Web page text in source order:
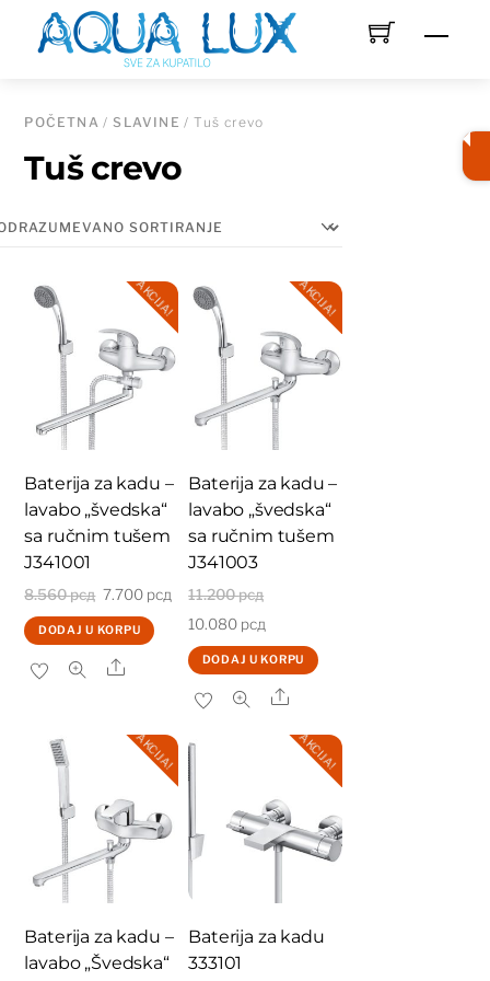
POČETNA/SLAVINE / Tuš crevo
Tuš crevo
AKCIJA!
Baterija za kadu –
lavabo „švedska“
sa ručnim tušem
J341001
8.560рсд Originalna
cena
7.700 рсд Trenutna
cena
DODAJ U KORPU
Share
AKCIJA!
Baterija za kadu –
lavabo „švedska“
sa ručnim tušem
J341003
11.200рсд
je
10.080 рсд
cena
DODAJ U KORPU
Share
AKCIJA!
Baterija za kadu –
lavabo „Švedska“
AKCIJA!
Baterija za kadu
333101